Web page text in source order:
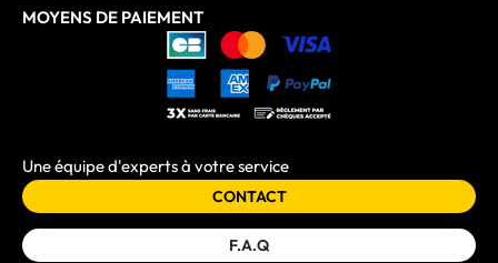
MOYENS DE PAIEMENT
Une équipe d'experts à votre service
CONTACT
F.A.Q